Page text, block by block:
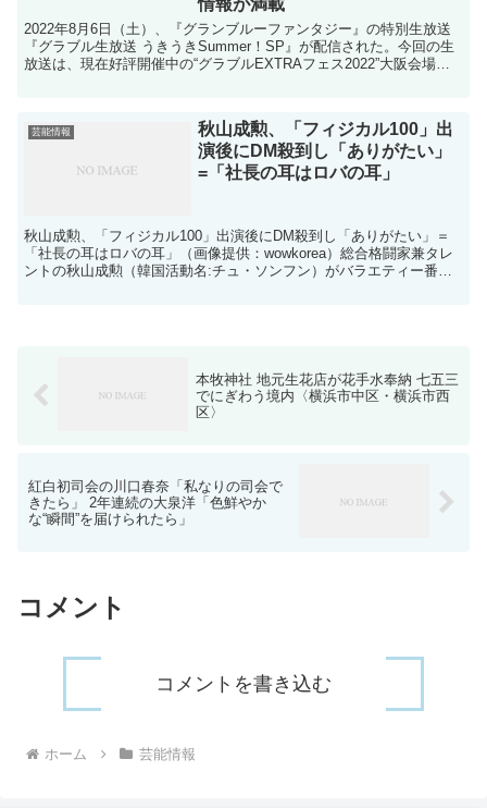
2022年8月6日（土）、『グランブルーファンタジー』の特別生放送
『グラブル生放送 うきうきSummer！SP』が配信された。今回の生
放送は、現在好評開催中の“グラブルEXTRAフェス2022”大阪会場か
芸能情報
秋山成勲、「フィジカル100」出
演後にDM殺到し「ありがたい」
=「社長の耳はロバの耳」
秋山成勲、「フィジカル100」出演後にDM殺到し「ありがたい」＝
「社長の耳はロバの耳」（画像提供：wowkorea）総合格闘家兼タレ
ントの秋山成勲（韓国活動名:チュ・ソンフン）がバラエティー番組
本牧神社 地元生花店が花手水奉納 七五三
でにぎわう境内〈横浜市中区・横浜市西
区〉
紅白初司会の川口春奈「私なりの司会で
きたら」 2年連続の大泉洋「色鮮やか
な“瞬間”を届けられたら」
コメント
コメントを書き込む
ホーム 芸能情報